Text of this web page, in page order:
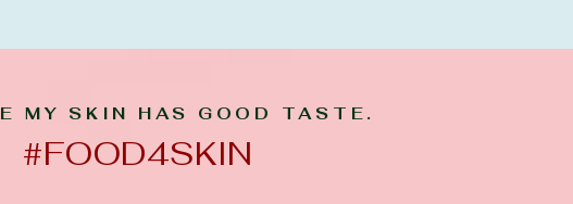
MY SKIN HAS GOOD TASTE.
#FOOD4SKIN